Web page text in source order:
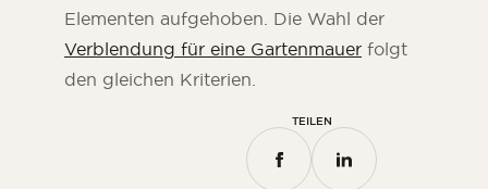
Elementen aufgehoben. Die Wahl der
Verblendung für eine Gartenmauer folgt
den gleichen Kriterien.
TEILEN